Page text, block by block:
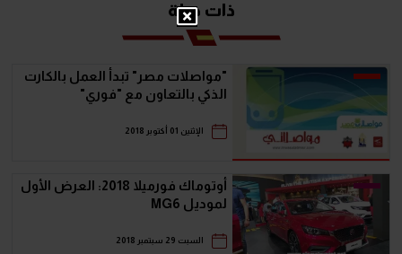
ذات صلة
"مواصلات مصر" تبدأ العمل بالكارت
الذكي بالتعاون مع "فوري"
الإثنين 01 أكتوبر 2018
أوتوماك فورميلا 2018: العرض الأول
لموديل MG6
السبت 29 سبتمبر 2018